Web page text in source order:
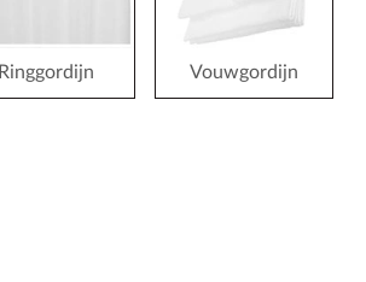
Ringgordijn Vouwgordijn